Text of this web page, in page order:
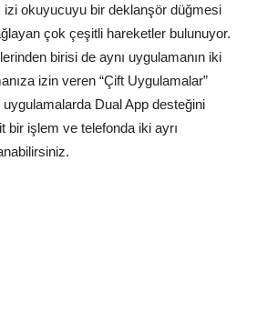
izi okuyucuyu bir deklanşör düğmesi
çok çeşitli hareketler bulunuyor.
birisi de aynı uygulamanın iki
izin veren “Çift Uygulamalar”
uygulamalarda Dual App desteğini
bir işlem ve telefonda iki ayrı